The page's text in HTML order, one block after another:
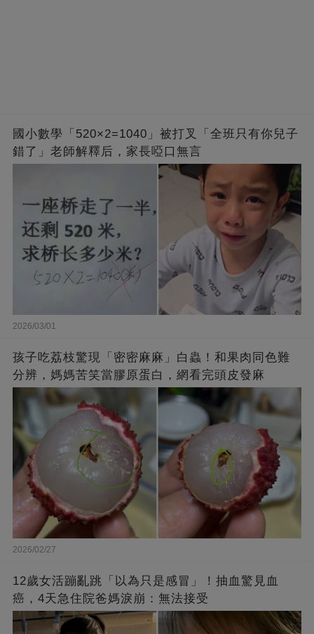
國小數學「520×2=1040」被打叉「全班只有你兒子
錯了」老師解釋后，家長啞口無言
2026/03/01
孩子吃荔枝驚現「密密麻麻」白蟲！和果肉同色難
分辨，媽媽苦笑當膠原蛋白，網看完頭皮發麻
2026/02/27
12歲女活蹦亂跳「以為只是感冒」！抽血驚見血
癌，4天急住院爸媽淚崩：無法接受